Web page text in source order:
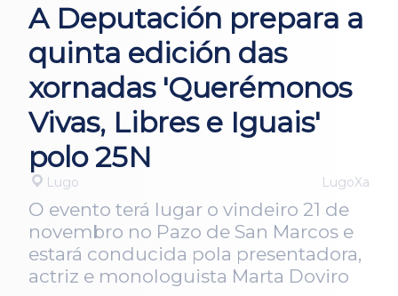
A Deputación prepara a
quinta edición das
xornadas 'Querémonos
Vivas, Libres e Iguais'
polo 25N
Lugo LugoXa
O evento terá lugar o vindeiro 21 de
novembro no Pazo de San Marcos e
estará conducida pola presentadora,
actriz e monologuista Marta Doviro